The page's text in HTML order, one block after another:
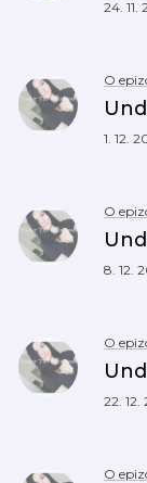
24. 11.
O
1. 12.
O
8. 12.
O
22.
O